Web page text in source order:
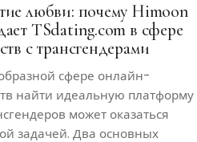
любви: почему Himoon
TSdating.com в сфере
с трансгендерами
сфере онлайн-
найти идеальную платформу
может оказаться
задачей. Два основных